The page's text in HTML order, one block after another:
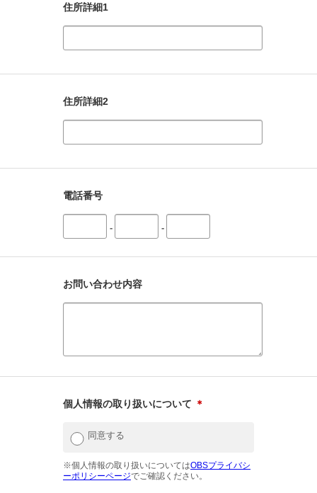
住所詳細1
住所詳細2
電話番号
- -
お問い合わせ内容
個人情報の取り扱いについて ＊
同意する
※個人情報の取り扱いについてはOBSプライバシ
ーポリシーページでご確認ください。